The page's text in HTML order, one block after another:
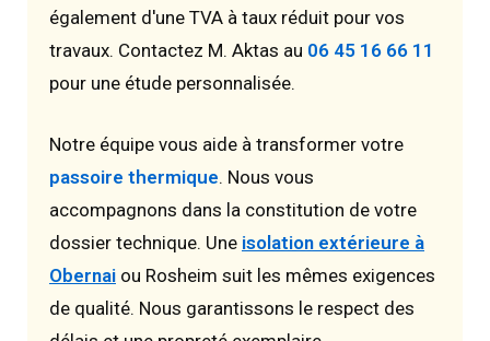
également d'une TVA à taux réduit pour vos
travaux. Contactez M. Aktas au 06 45 16 66 11
pour une étude personnalisée.
Notre équipe vous aide à transformer votre
passoire thermique. Nous vous
accompagnons dans la constitution de votre
dossier technique. Une isolation extérieure à
Obernai ou Rosheim suit les mêmes exigences
de qualité. Nous garantissons le respect des